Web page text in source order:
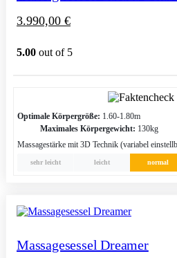
3.990,00 €
5.00 out of 5
Optimale Körpergröße: 1.60-1.80m
Maximales Körpergewicht: 130kg
Massagestärke mit 3D Technik (variabel
sehr leicht leicht normal
Massagesessel Dreamer